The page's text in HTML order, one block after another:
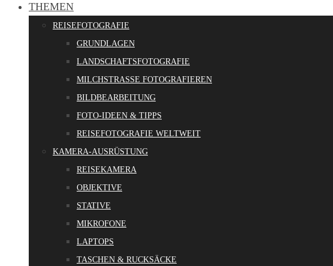
THEMEN
REISEFOTOGRAFIE
GRUNDLAGEN
LANDSCHAFTSFOTOGRAFIE
MILCHSTRASSE FOTOGRAFIEREN
BILDBEARBEITUNG
FOTO-IDEEN & TIPPS
REISEFOTOGRAFIE WELTWEIT
KAMERA-AUSRÜSTUNG
REISEKAMERA
OBJEKTIVE
STATIVE
MIKROFONE
LAPTOPS
TASCHEN & RUCKSÄCKE